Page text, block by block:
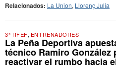
Relacionados: La Union, Llorenç Julia
3ª RFEF, ENTRENADORES
La Peña Deportiva
técnico Ramiro González
reactivar el rumbo hacia